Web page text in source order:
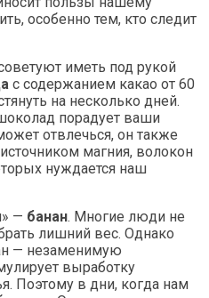
особенно тем, кто следит
иметь под рукой
с содержанием какао от 60
на несколько дней.
порадует ваши
отвлечься, он также
магния, волокон
нуждается наш
— банан. Многие люди не
лишний вес. Однако
— незаменимую
выработку
Поэтому в дни, когда нам